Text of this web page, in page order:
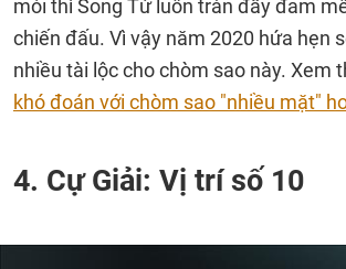
mỏi thì Song Tử luôn tràn đầy đam
chiến đấu. Vì vậy năm 2020 hứa hẹn
nhiều tài lộc cho chòm sao này. Xem
khó đoán với chòm sao "nhiều mặt"
4. Cự Giải: Vị trí số 10